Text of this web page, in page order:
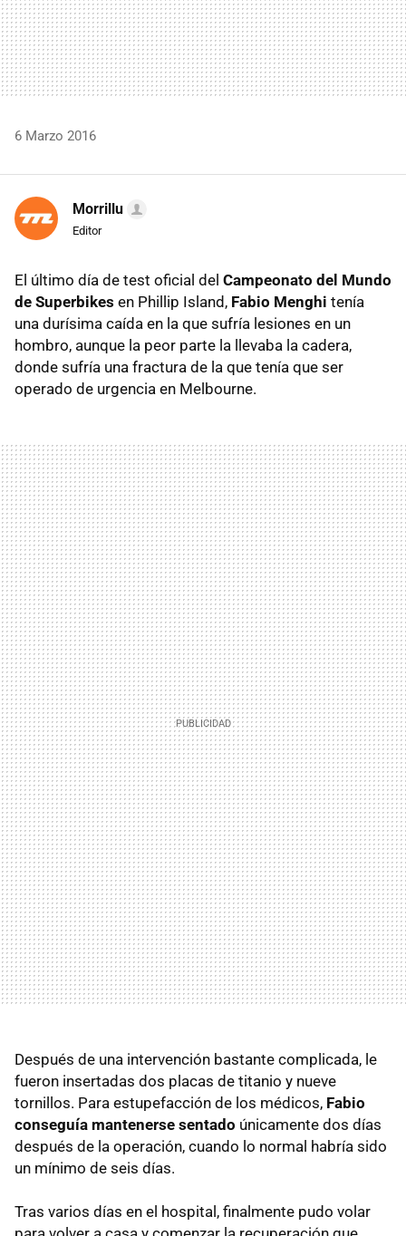
6 Marzo 2016
Morrillu
Editor
El último día de test oficial del Campeonato del Mundo
de Superbikes en Phillip Island, Fabio Menghi tenía
una durísima caída en la que sufría lesiones en un
hombro, aunque la peor parte la llevaba la cadera,
donde sufría una fractura de la que tenía que ser
operado de urgencia en Melbourne.
Después de una intervención bastante complicada, le
fueron insertadas dos placas de titanio y nueve
tornillos. Para estupefacción de los médicos, Fabio
conseguía mantenerse sentado únicamente dos días
después de la operación, cuando lo normal habría sido
un mínimo de seis días.
Tras varios días en el hospital, finalmente pudo volar